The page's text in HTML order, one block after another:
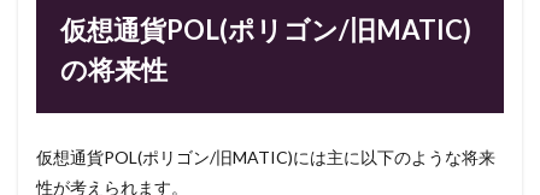
仮想通貨POL(ポリゴン/旧MATIC)
の将来性
仮想通貨POL(ポリゴン/旧MATIC)には主に以下のような将来
性が考えられます。